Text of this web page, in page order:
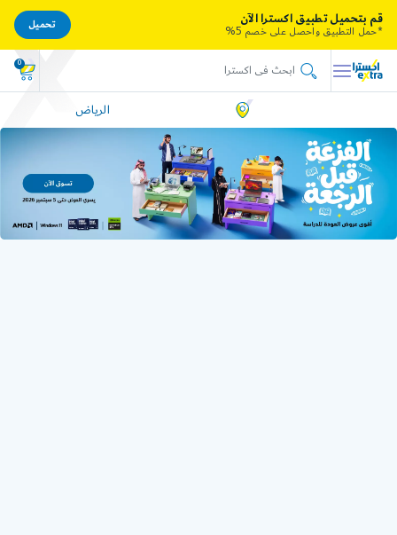
0
الرياض
قم بتحميل تطبيق اكسترا الآن
*حمل التطبيق واحصل على خصم 5%
تحميل